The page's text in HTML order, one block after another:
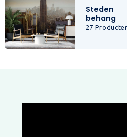
Steden
behang
27 Producten